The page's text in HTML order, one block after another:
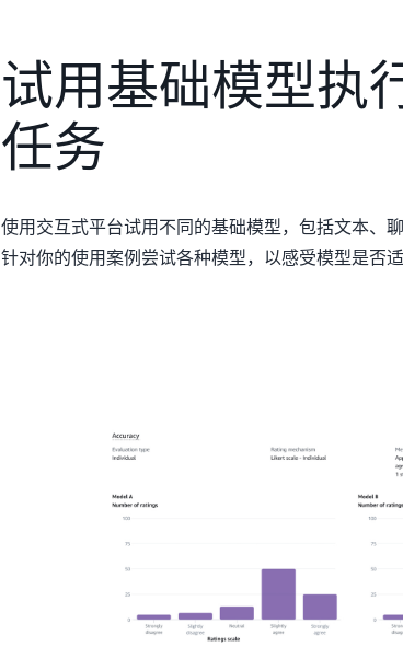
试用基础模型执
任务
使用交互式平台试用不同的基础模型，包括文本、
针对你的使用案例尝试各种模型，以感受模型是否适